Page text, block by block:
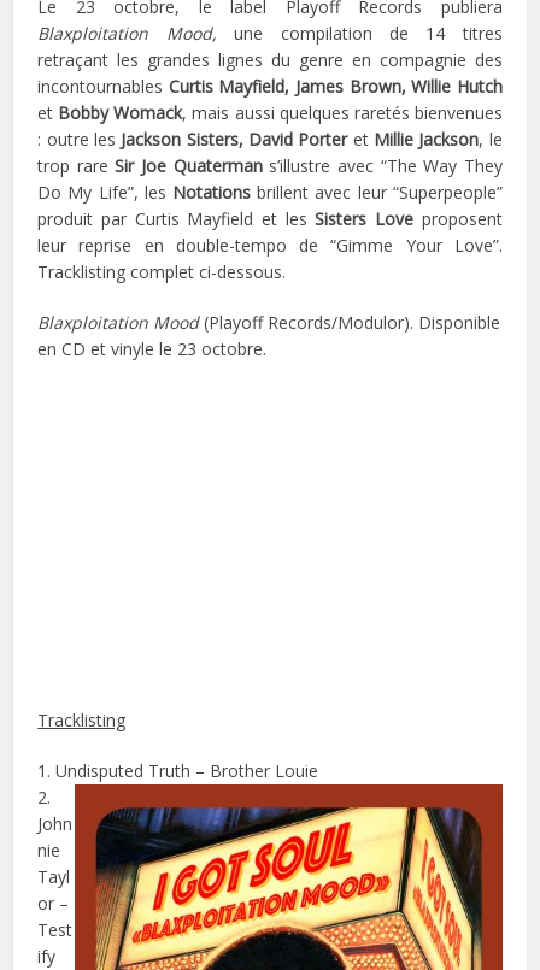
Le 23 octobre, le label Playoff Records publiera
Blaxploitation Mood, une compilation de 14 titres
retraçant les grandes lignes du genre en compagnie des
incontournables Curtis Mayfield, James Brown, Willie Hutch
et Bobby Womack, mais aussi quelques raretés bienvenues
: outre les Jackson Sisters, David Porteret Millie Jackson, le
trop rareSir Joe Quatermans’illustre avec “The Way They
Do My Life”, les Notations brillent avec leur “Superpeople”
produit par Curtis Mayfield et lesSisters Love proposent
leur reprise en double-tempo de “Gimme Your Love”.
Tracklisting complet ci-dessous.
Blaxploitation Mood(Playoff Records/Modulor). Disponible
en CD et vinyle le 23 octobre.
Tracklisting
1. Undisputed Truth – Brother Louie
2.
John
nie
Tayl
or –
Test
ify